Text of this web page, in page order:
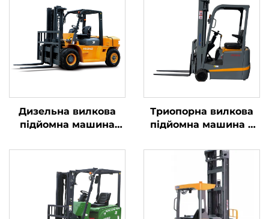
Дизельна вилкова
підйомна машина
вантажів вагою до 7
управлінням та
розвантаженням на
висоту до 7 м
Триопорна вилкова
підйомна машина з
вагою 1,0 тонни,
вироблена в Китаї, за
розумною ціною